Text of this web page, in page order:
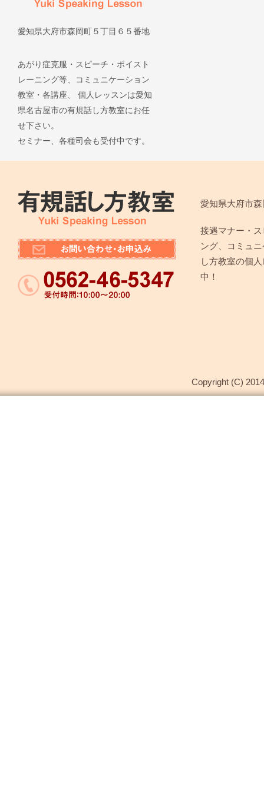
愛知県大府市森岡町５丁目６５番地
あがり症克服・スピーチ・ボイスト
レーニング等、コミュニケーション
教室・各講座、 個人レッスンは愛知
県名古屋市の有規話し方教室にお任
せ下さい。
セミナー、各種司会も受付中です。
愛知県大府市
接遇マナー・
ング、コミュ
し方教室の個
中！
Copyright (C)